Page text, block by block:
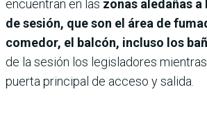
encuentran en las zonas aledañas
de sesión, que son el área de
comedor, el balcón, incluso los
de la sesión los legisladores
puerta principal de acceso y salida.